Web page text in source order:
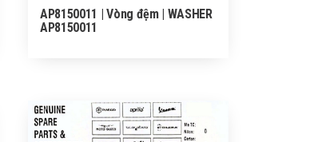
AP8150011 | Vòng đệm | WASHER
AP8150011